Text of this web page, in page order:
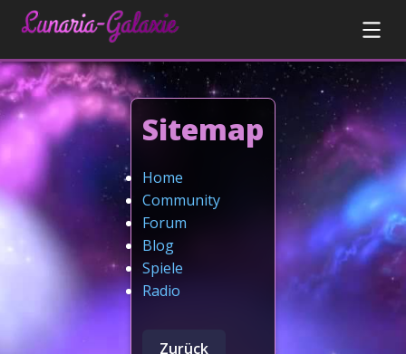
Sitemap
Home
Community
Forum
Blog
Spiele
Radio
Zurück